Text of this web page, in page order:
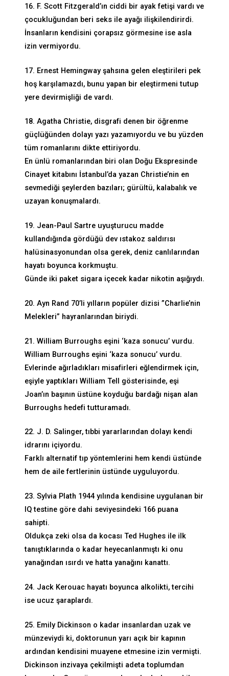
16. F. Scott Fitzgerald’ın ciddi bir ayak fetişi vardı ve
çocukluğundan beri seks ile ayağı ilişkilendirirdi.
İnsanların kendisini çorapsız görmesine ise asla
izin vermiyordu.
17. Ernest Hemingway şahsına gelen eleştirileri pek
hoş karşılamazdı, bunu yapan bir eleştirmeni tutup
yere devirmişliği de vardı.
18. Agatha Christie, disgrafi denen bir öğrenme
güçlüğünden dolayı yazı yazamıyordu ve bu yüzden
tüm romanlarını dikte ettiriyordu.
En ünlü romanlarından biri olan Doğu Ekspresinde
Cinayet kitabını İstanbul’da yazan Christie’nin en
sevmediği şeylerden bazıları; gürültü, kalabalık ve
uzayan konuşmalardı.
19. Jean-Paul Sartre uyuşturucu madde
kullandığında gördüğü dev ıstakoz saldırısı
halüsinasyonundan olsa gerek, deniz canlılarından
hayatı boyunca korkmuştu.
Günde iki paket sigara içecek kadar nikotin aşığıydı.
20. Ayn Rand 70’li yılların popüler dizisi ”Charlie’nin
Melekleri” hayranlarından biriydi.
21. William Burroughs eşini ‘kaza sonucu’ vurdu.
William Burroughs eşini ‘kaza sonucu’ vurdu.
Evlerinde ağırladıkları misafirleri eğlendirmek için,
eşiyle yaptıkları William Tell gösterisinde, eşi
Joan’ın başının üstüne koyduğu bardağı nişan alan
Burroughs hedefi tutturamadı.
22. J. D. Salinger, tıbbi yararlarından dolayı kendi
idrarını içiyordu.
Farklı alternatif tıp yöntemlerini hem kendi üstünde
hem de aile fertlerinin üstünde uyguluyordu.
23. Sylvia Plath 1944 yılında kendisine uygulanan bir
IQ testine göre dahi seviyesindeki 166 puana
sahipti.
Oldukça zeki olsa da kocası Ted Hughes ile ilk
tanıştıklarında o kadar heyecanlanmıştı ki onu
yanağından ısırdı ve hatta yanağını kanattı.
24. Jack Kerouac hayatı boyunca alkolikti, tercihi
ise ucuz şaraplardı.
25. Emily Dickinson o kadar insanlardan uzak ve
münzeviydi ki, doktorunun yarı açık bir kapının
ardından kendisini muayene etmesine izin vermişti.
Dickinson inzivaya çekilmişti adeta toplumdan